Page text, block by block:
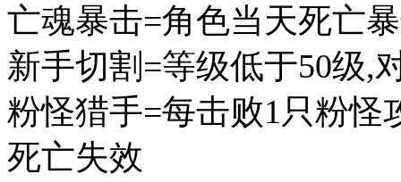
亡魂暴击=角色当天死亡
新手切割=等级低于50级,
粉怪猎手=每击败1只粉怪
死亡失效